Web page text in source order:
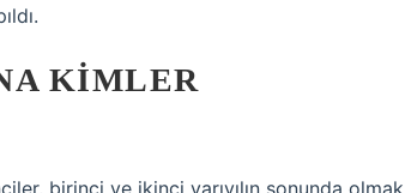
KIMLER
birinci ve ikinci yarıyılın sonunda olmak